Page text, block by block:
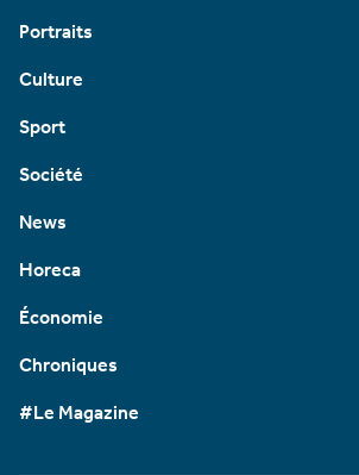
Portraits
Culture
Sport
Société
News
Horeca
Économie
Chroniques
#Le Magazine